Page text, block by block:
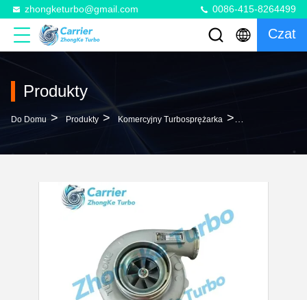
zhongketurbo@gmail.com 0086-415-8264499
Czat
Produkty
Do Domu > Produkty > Komercyjny Turbosprężarka >